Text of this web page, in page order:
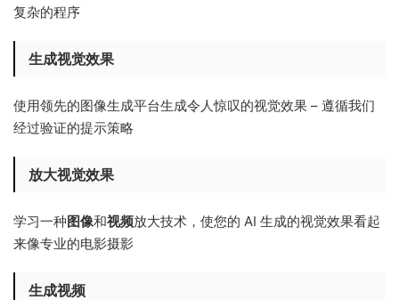
复杂的程序
生成视觉效果
使用领先的图像生成平台生成令人惊叹的视觉效果 – 遵循我们
经过验证的提示策略
放大视觉效果
学习一种图像和视频放大技术，使您的 AI 生成的视觉效果看起
来像专业的电影摄影
生成视频